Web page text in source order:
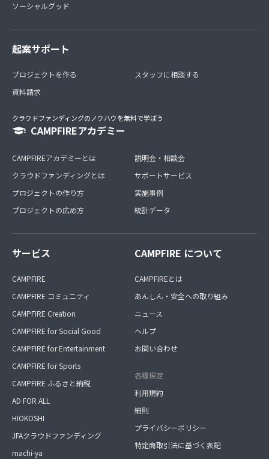
ソーシャルグッド
起案サポート
プロジェクトを作る
資料請求
スタッフに相談する
クラウドファンディングのノウハウを無料で学ぼう
CAMPFIREアカデミー
CAMPFIREアカデミーとは
クラウドファンディングとは
プロジェクトの作り方
プロジェクトの広め方
説明会・相談会
サポートサービス
実施事例
統計データ
サービス
CAMPFIRE
CAMPFIRE コミュニティ
CAMPFIRE Creation
CAMPFIRE for Social Good
CAMPFIRE for Entertainment
CAMPFIRE for Sports
CAMPFIRE ふるさと納税
AD FOR ALL
HIOKOSHI
JFAクラウドファンディング
machi-ya
CAMPFIRE について
CAMPFIREとは
あんしん・安全への取り組み
ニュース
ヘルプ
お問い合わせ
各種規定
利用規約
細則
プライバシーポリシー
特定商取引法に基づく表記